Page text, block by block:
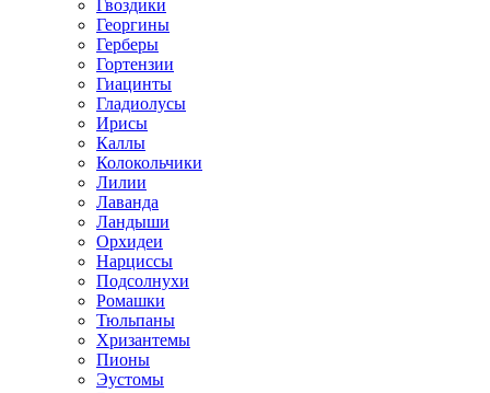
Гвоздики
Георгины
Герберы
Гортензии
Гиацинты
Гладиолусы
Ирисы
Каллы
Колокольчики
Лилии
Лаванда
Ландыши
Орхидеи
Нарциссы
Подсолнухи
Ромашки
Тюльпаны
Хризантемы
Пионы
Эустомы